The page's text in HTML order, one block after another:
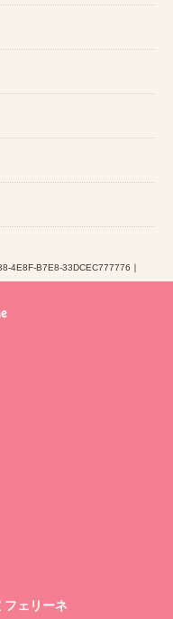
4E8F-B7E8-33DCEC777776 ｜
フェリーネ